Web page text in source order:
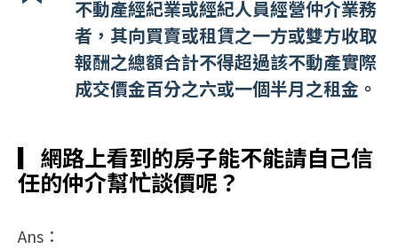
不動產經紀業或經紀人員經營仲介業務
者，其向買賣或租賃之一方或雙方收取
報酬之總額合計不得超過該不動產實際
成交價金百分之六或一個半月之租金。
▎ 網路上看到的房子能不能請自己信
任的仲介幫忙談價呢？
Ans：